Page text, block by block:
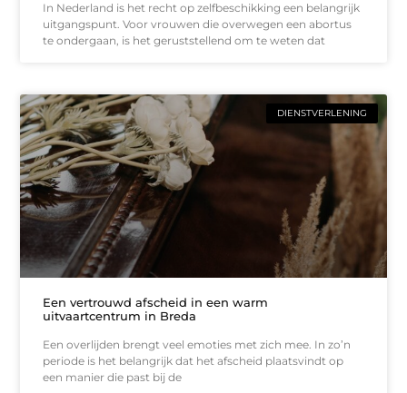
In Nederland is het recht op zelfbeschikking een belangrijk
uitgangspunt. Voor vrouwen die overwegen een abortus
te ondergaan, is het geruststellend om te weten dat
DIENSTVERLENING
Een vertrouwd afscheid in een warm
uitvaartcentrum in Breda
Een overlijden brengt veel emoties met zich mee. In zo’n
periode is het belangrijk dat het afscheid plaatsvindt op
een manier die past bij de